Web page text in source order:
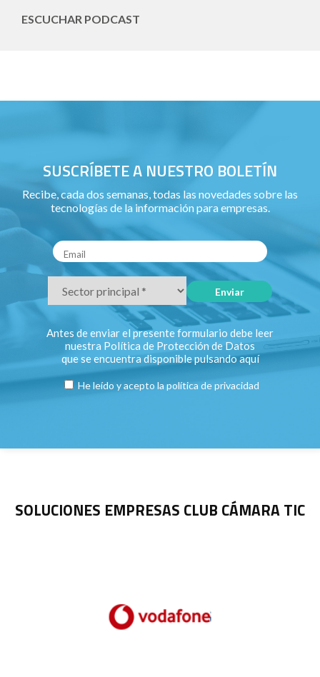
ESCUCHAR PODCAST
SUSCRÍBETE A NUESTRO BOLETÍN
Recibe, cada dos semanas, todas las novedades sobre las
tecnologías de la información para empresas.
Antes de enviar el presente formulario debe leer
nuestra Política de Protección de Datos
que se encuentra disponible pulsandoaquí
He leído y acepto la política de privacidad
SOLUCIONES EMPRESAS CLUB CÁMARA TIC